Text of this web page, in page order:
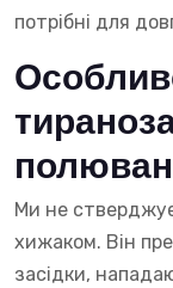
потрібні для
Ми не
хижаком. Він
засідки,